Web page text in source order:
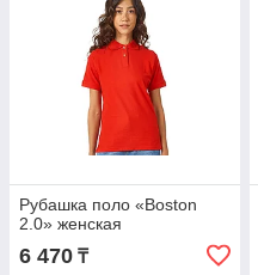
Рубашка поло «Boston
2.0» женская
6 470 ₸